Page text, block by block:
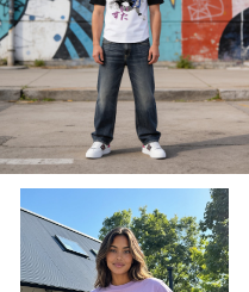
Japan art kanji Printstar
ヘビーウェイト Tシャツ 半袖 T
shirt オリジナル デザイン アメ
リカン カジュアル バイク ツーリ
ング コーデ インナー トップス
アンダー ウェア カットソー 個性
人気 定番 重ね着 和風 soul ou
tfit worldwide shipping 助
太刀
¥5,500